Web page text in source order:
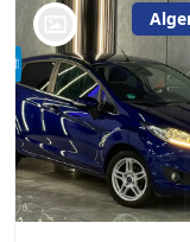
bij @De Waai Auto's